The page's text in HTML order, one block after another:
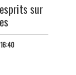
sur